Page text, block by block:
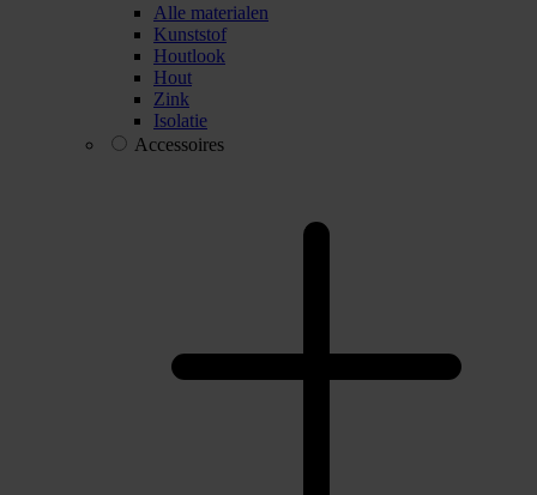
Alle materialen
Kunststof
Houtlook
Hout
Zink
Isolatie
Accessoires